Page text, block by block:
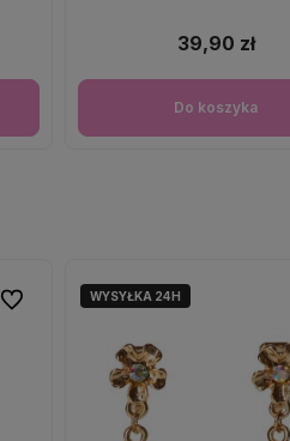
39,90 zł
Do koszyka
Do ulubionychWYSYŁKA 24H